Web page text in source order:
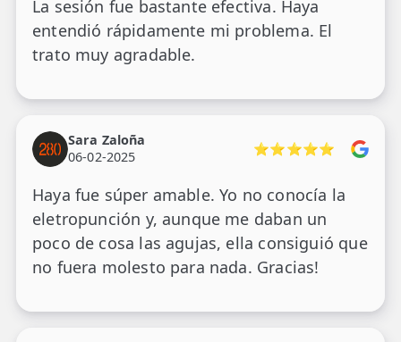
La sesión fue bastante efectiva. Haya
entendió rápidamente mi problema. El
trato muy agradable.
Sara Zaloña
06-02-2025
⭐⭐⭐⭐⭐
Haya fue súper amable. Yo no conocía la
eletropunción y, aunque me daban un
poco de cosa las agujas, ella consiguió que
no fuera molesto para nada. Gracias!